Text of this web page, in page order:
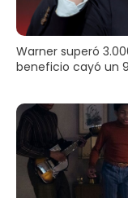
Warner superó
beneficio cayó un